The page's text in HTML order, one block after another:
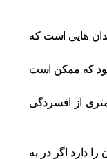
هایی است که
که ممکن است
از افسردگی
دارد اگر در به